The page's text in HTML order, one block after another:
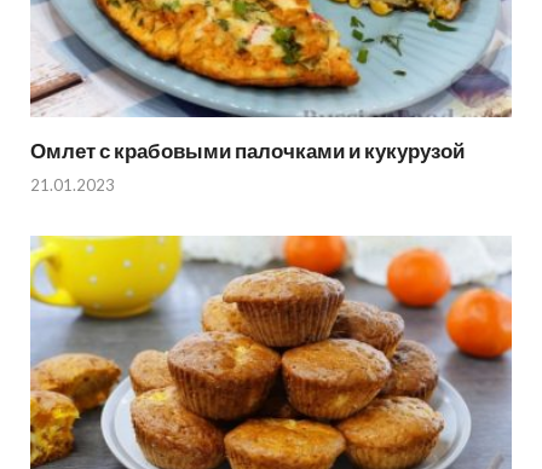
Омлет с крабовыми палочками и кукурузой
21.01.2023